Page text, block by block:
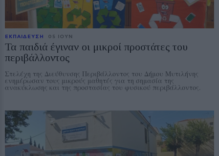
ΕΚΠΑΙΔΕΥΣΗ 05 ΙΟΥΝ
Τα παιδιά έγιναν οι μικροί προστάτες του
περιβάλλοντος
Στελέχη της Διεύθυνσης Περιβάλλοντος του Δήμου Μυτιλήνης
ενημέρωσαν τους μικρούς μαθητές για τη σημασία της
ανακύκλωσης και της προστασίας του φυσικού περιβάλλοντος.